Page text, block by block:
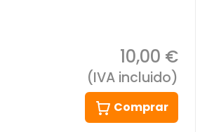
10,00 €
(IVA incluido)
Comprar